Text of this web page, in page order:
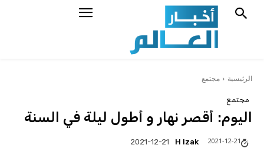
الرئيسية مجتمع
مجتمع
اليوم: أقصر نهار و أطول ليلة في السنة
H Izak
2021-12-21 2021-12-21